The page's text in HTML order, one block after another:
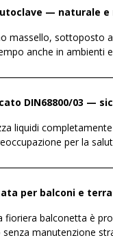
— naturale
massello,
anche in ambienti
DIN68800/03 —
liquidi
per la
per balconi e
balconetta è
manutenzione